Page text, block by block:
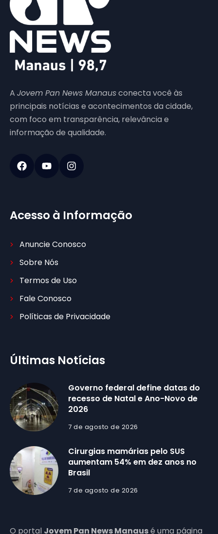
A Jovem Pan News Manausconecta você às
principais notícias e acontecimentos da cidade,
com foco em transparência, relevância e
informação de qualidade.
Acesso à Informação
Anuncie Conosco
Sobre Nós
Termos de Uso
Fale Conosco
Políticas de Privacidade
Últimas Notícias
Governo federal define datas do
recesso de Natal e Ano-Novo de
2026
7 de agosto de 2026
Cirurgias mamárias pelo SUS
aumentam 54% em dez anos no
Brasil
7 de agosto de 2026
O portal Jovem Pan News Manausé uma página